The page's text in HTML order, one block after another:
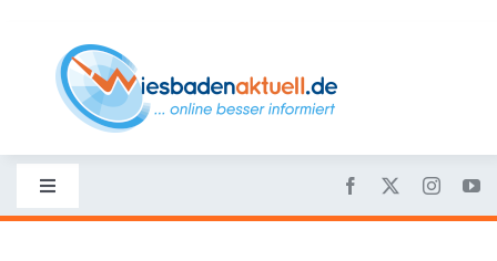
content
Toggle
Navigation